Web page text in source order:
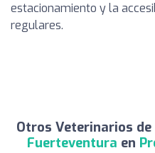
estacionamiento y la
regulares.
Otros Veterinarios
Fuerteventura en